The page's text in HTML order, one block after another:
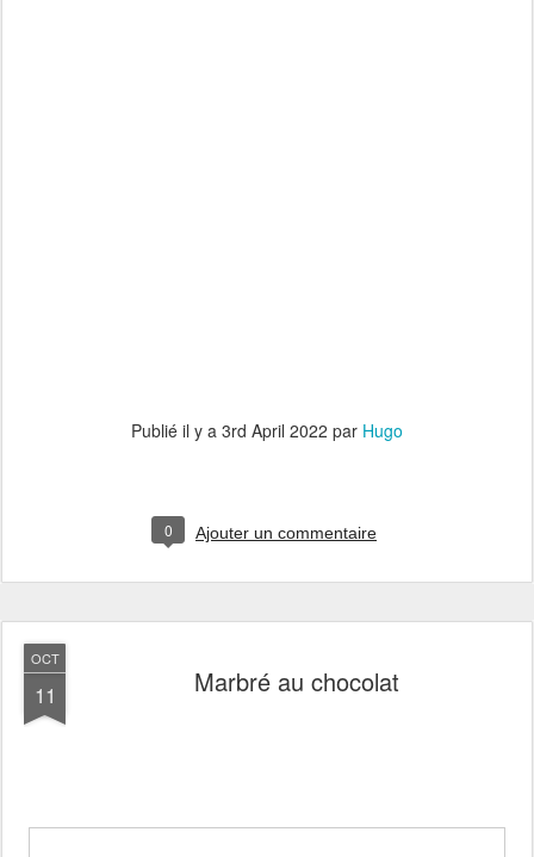
Publié il y a 3rd April 2022 par Hugo
0 Ajouter un commentaire
OCT
11 Marbré au chocolat